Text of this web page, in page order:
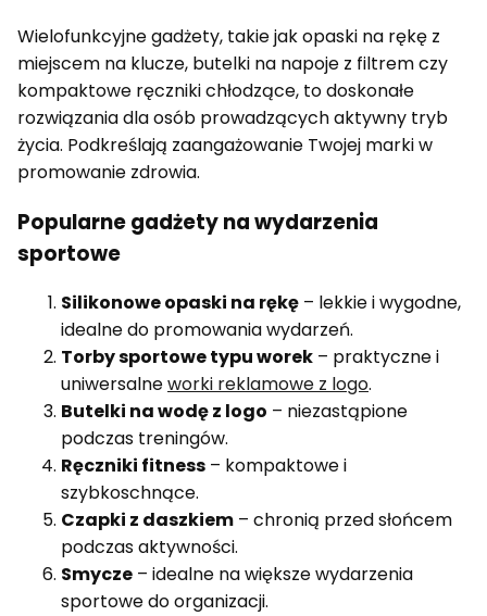
Wielofunkcyjne gadżety, takie jak opaski na rękę z
miejscem na klucze, butelki na napoje z filtrem czy
kompaktowe ręczniki chłodzące, to doskonałe
rozwiązania dla osób prowadzących aktywny tryb
życia. Podkreślają zaangażowanie Twojej marki w
promowanie zdrowia.
Popularne gadżety na wydarzenia
sportowe
Silikonowe opaski na rękę – lekkie i wygodne,
idealne do promowania wydarzeń.
Torby sportowe typu worek – praktyczne i
uniwersalneworki reklamowe z logo.
Butelki na wodę z logo – niezastąpione
podczas treningów.
Ręczniki fitness – kompaktowe i
szybkoschnące.
Czapki z daszkiem – chronią przed słońcem
podczas aktywności.
Smycze – idealne na większe wydarzenia
sportowe do organizacji.